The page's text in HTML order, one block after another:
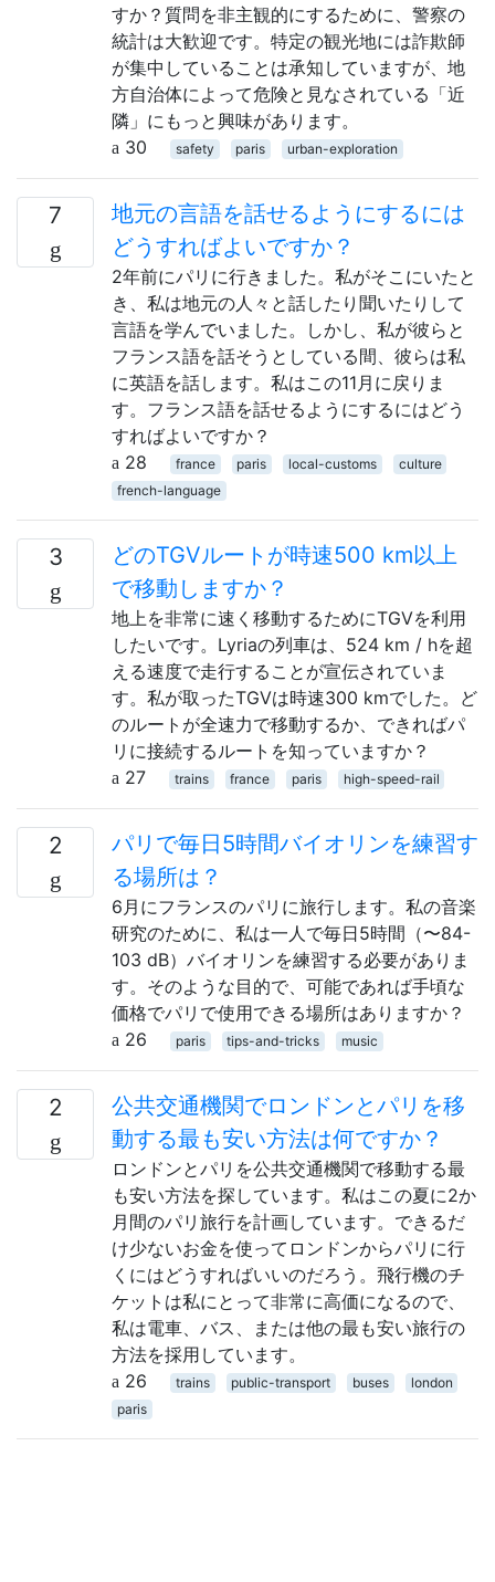
すか？質問を非主観的にするために、警察の
統計は大歓迎です。特定の観光地には詐欺師
が集中していることは承知していますが、地
方自治体によって危険と見なされている「近
隣」にもっと興味があります。
30
safety paris urban-exploration
7
地元の言語を話せるようにするには
どうすればよいですか？
2年前にパリに行きました。私がそこにいたと
き、私は地元の人々と話したり聞いたりして
言語を学んでいました。しかし、私が彼らと
フランス語を話そうとしている間、彼らは私
に英語を話します。私はこの11月に戻りま
す。フランス語を話せるようにするにはどう
すればよいですか？
28
france paris local-customs
culture
french-language
3
どのTGVルートが時速500 km以上
で移動しますか？
地上を非常に速く移動するためにTGVを利用
したいです。Lyriaの列車は、524 km / hを超
える速度で走行することが宣伝されていま
す。私が取ったTGVは時速300 kmでした。ど
のルートが全速力で移動するか、できればパ
リに接続するルートを知っていますか？
27
trains france paris high-speed-rail
2
パリで毎日5時間バイオリンを練習す
る場所は？
6月にフランスのパリに旅行します。私の音楽
研究のために、私は一人で毎日5時間（〜84-
103 dB）バイオリンを練習する必要がありま
す。そのような目的で、可能であれば手頃な
価格でパリで使用できる場所はありますか？
26
paris tips-and-tricks music
2
公共交通機関でロンドンとパリを移
動する最も安い方法は何ですか？
ロンドンとパリを公共交通機関で移動する最
も安い方法を探しています。私はこの夏に2か
月間のパリ旅行を計画しています。できるだ
け少ないお金を使ってロンドンからパリに行
くにはどうすればいいのだろう。飛行機のチ
ケットは私にとって非常に高価になるので、
私は電車、バス、または他の最も安い旅行の
方法を採用しています。
26
trains public-transport buses
london
paris